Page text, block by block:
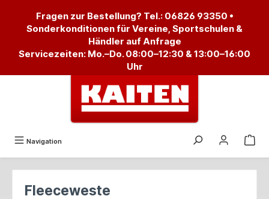
Fragen zur Bestellung? Tel.: 06826 93350 •
Sonderkonditionen für Vereine, Sportschulen &
Händler auf Anfrage
Servicezeiten: Mo.–Do. 08:00–12:30 & 13:00–16:00
Uhr
Navigation
Fleeceweste